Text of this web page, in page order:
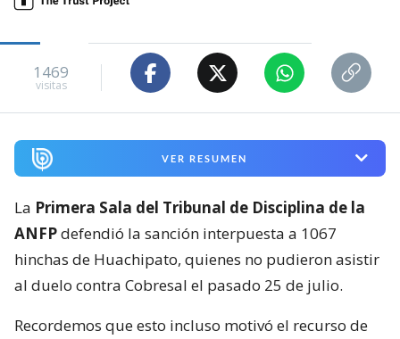
1469
visitas
VER RESUMEN
La Primera Sala del Tribunal de Disciplina de la
ANFPdefendió la sanción interpuesta a 1067
hinchas de Huachipato, quienes no pudieron asistir
al duelo contra Cobresal el pasado 25 de julio.
Recordemos que esto incluso motivó el recurso de